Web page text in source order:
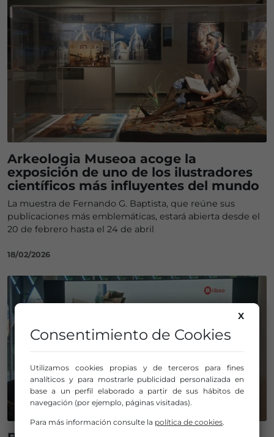
Arkeologia Museoa acoge la
exposición de uno de los ilustradores
científicos más influyentes del mundo
La muestra de Fernando G. Baptista, que reúne sus
publicaciones más emblemáticas, estará abierta desde el
20 de febrero hasta el 24 de abril
18/02/2026
X
Consentimiento de Cookies
Utilizamos cookies propias y de terceros para fines
analíticos y para mostrarle publicidad personalizada en
base a un perfil elaborado a partir de sus hábitos de
navegación (por ejemplo, páginas visitadas).
Para más información consulte la política de cookies.